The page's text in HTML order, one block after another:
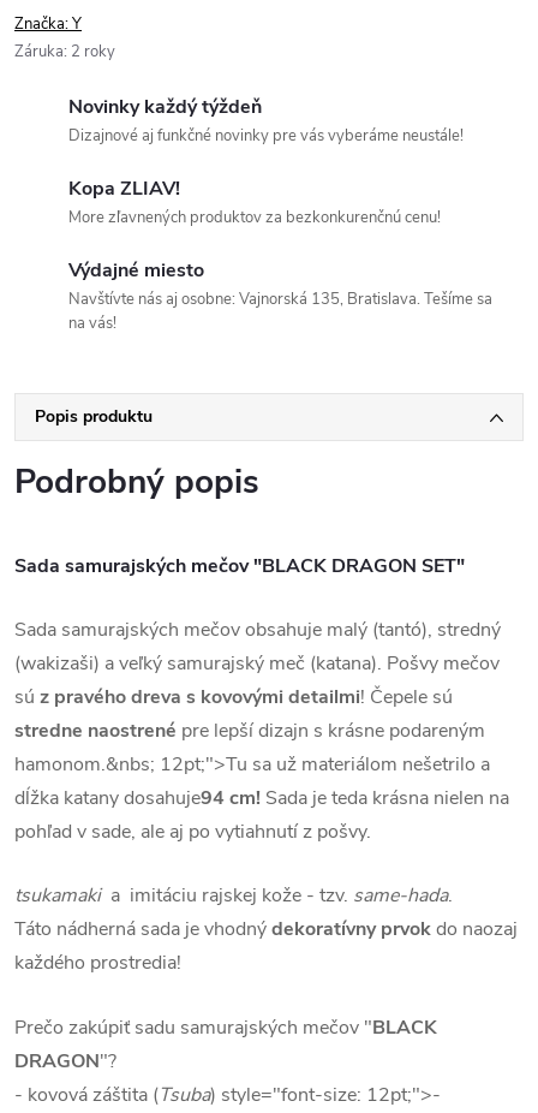
Značka:Y
Záruka: 2 roky
Novinky každý týždeň
Dizajnové aj funkčné novinky pre vás vyberáme neustále!
Kopa ZLIAV!
More zľavnených produktov za bezkonkurenčnú cenu!
Výdajné miesto
Navštívte nás aj osobne: Vajnorská 135, Bratislava. Tešíme sa
na vás!
Popis produktu
Podrobný popis
Sada samurajských mečov "BLACK DRAGON SET"
Sada samurajských mečov obsahuje malý (tantó), stredný
(wakizaši) a veľký samurajský meč (katana). Pošvy mečov
sú z pravého dreva s kovovými detailmi! Čepele sú
stredne naostrené pre lepší dizajn s krásne podareným
hamonom.&nbs; 12pt;">Tu sa už materiálom nešetrilo a
dĺžka katany dosahuje94 cm! Sada je teda krásna nielen na
pohľad v sade, ale aj po vytiahnutí z pošvy.
tsukamaki a imitáciu rajskej kože - tzv. same-hada.
Táto nádherná sada je vhodnýdekoratívny prvokdo naozaj
každého prostredia!
Prečo zakúpiť sadu samurajských mečov "BLACK
DRAGON"?
- kovová záštita (Tsuba) style="font-size: 12pt;">-